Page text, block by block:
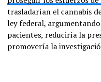
trasladarían el cannabis
ley federal,
pacientes, reduciría la
promovería la